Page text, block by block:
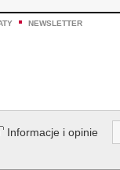
NEWSLETTER
Informacje i opinie